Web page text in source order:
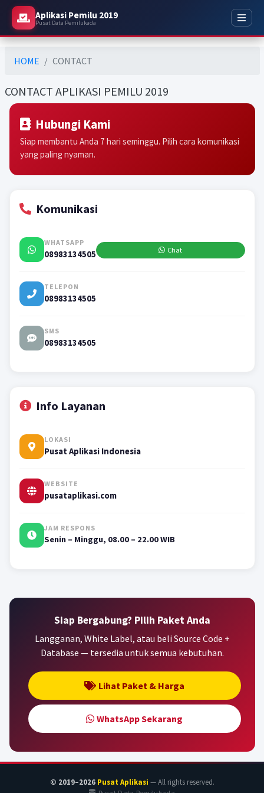
Aplikasi Pemilu 2019
Pusat Data Pemilukada
HOME CONTACT
CONTACT APLIKASI PEMILU 2019
Hubungi Kami
Siap membantu Anda 7 hari seminggu. Pilih cara komunikasi
yang paling nyaman.
Komunikasi
WHATSAPP
08983134505 Chat
TELEPON
08983134505
SMS
08983134505
Info Layanan
LOKASI
Pusat Aplikasi Indonesia
WEBSITE
pusataplikasi.com
JAM RESPONS
Senin – Minggu, 08.00 – 22.00 WIB
Siap Bergabung? Pilih Paket Anda
Langganan, White Label, atau beli Source Code +
Database — tersedia untuk semua kebutuhan.
Lihat Paket & Harga
WhatsApp Sekarang
© 2019–2026 Pusat Aplikasi — All rights reserved.